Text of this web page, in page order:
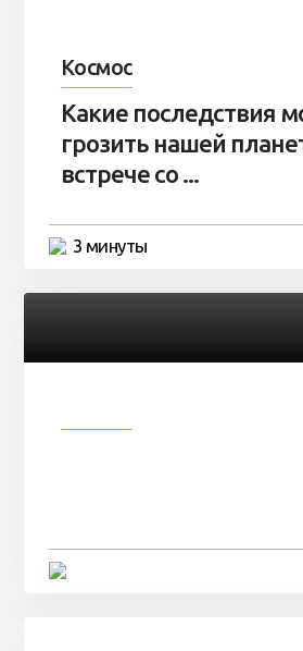
Космос
Какие последствия
грозить нашей
встрече со ...
3 минуты